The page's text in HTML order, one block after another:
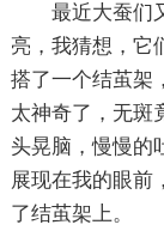
最近大蚕们
亮，我猜想，它
搭了一个结茧架
太神奇了，无斑
头晃脑，慢慢的
展现在我的眼前
了结茧架上。